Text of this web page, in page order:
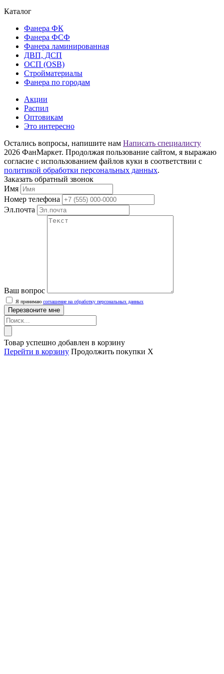
Каталог
Фанера ФК
Фанера ФСФ
Фанера ламинированная
ДВП, ДСП
ОСП (OSB)
Стройматериалы
Фанера по городам
Акции
Распил
Оптовикам
Это интересно
Остались вопросы, напишите нам Написать специалисту
2026 ФанМаркет. Продолжая пользование сайтом, я выражаю
согласие с использованием файлов куки в соответствии с
политикой обработки персональных данных.
Заказать обратный звонок
Имя
Номер телефона
Эл.почта
Ваш вопрос
Я принимаю соглашение на обработку персональных данных
Товар успешно добавлен в корзину
Перейти в корзину Продолжить покупки X